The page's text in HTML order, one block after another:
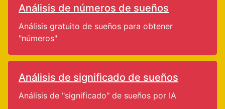
Análisis de números de sueños
Análisis gratuito de sueños para obtener
"números"
Análisis de significado de sueños
Análisis de "significado" de sueños por IA